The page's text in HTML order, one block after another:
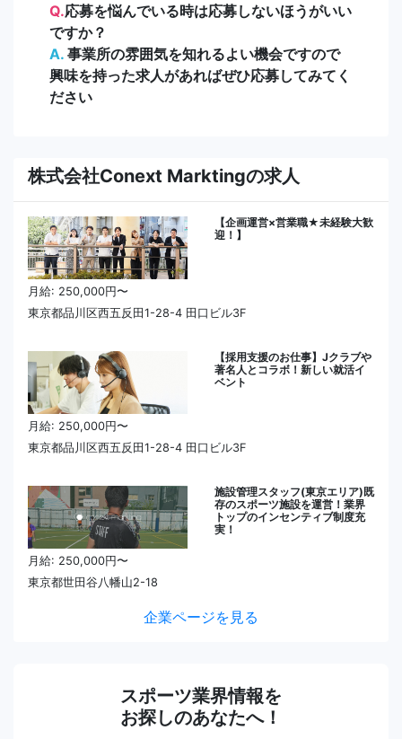
Q.応募を悩んでいる時は応募しないほうがいい
ですか？
A. 事業所の雰囲気を知れるよい機会ですので
興味を持った求人があればぜひ応募してみてく
ださい
株式会社Conext Marktingの求人
【企画運営×営業職★未経験大歓
迎！】
月給: 250,000円〜
東京都品川区西五反田1-28-4 田口ビル3F
【採用支援のお仕事】Jクラブや
著名人とコラボ！新しい就活イ
ベント
月給: 250,000円〜
東京都品川区西五反田1-28-4 田口ビル3F
施設管理スタッフ(東京エリア)既
存のスポーツ施設を運営！業界
トップのインセンティブ制度充
実！
月給: 250,000円〜
東京都世田谷八幡山2-18
企業ページを見る
スポーツ業界情報を
お探しのあなたへ！